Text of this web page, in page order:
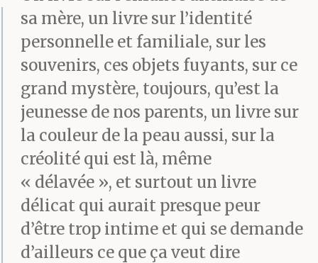
sa mère, un livre sur l’identité
personnelle et familiale, sur les
souvenirs, ces objets fuyants, sur ce
grand mystère, toujours, qu’est la
jeunesse de nos parents, un livre sur
la couleur de la peau aussi, sur la
créolité qui est là, même
« délavée », et surtout un livre
délicat qui aurait presque peur
d’être trop intime et qui se demande
d’ailleurs ce que ça veut dire